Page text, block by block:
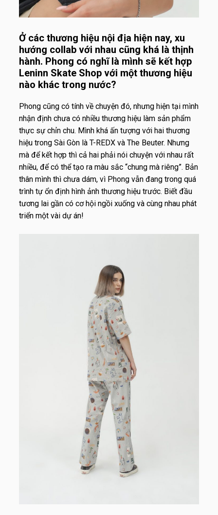
Ở các thương hiệu nội địa hiện nay, xu
hướng collab với nhau cũng khá là thịnh
hành. Phong có nghĩ là mình sẽ kết hợp
Leninn Skate Shop với một thương hiệu
nào khác trong nước?
Phong cũng có tính về chuyện đó, nhưng hiện tại mình
nhận định chưa có nhiều thương hiệu làm sản phẩm
thực sự chỉn chu. Mình khá ấn tượng với hai thương
hiệu trong Sài Gòn là T-REDX và The Beuter. Nhưng
mà để kết hợp thì cả hai phải nói chuyện với nhau rất
nhiều, để có thể tạo ra màu sắc “chung mà riêng”. Bản
thân mình thì chưa dám, vì Phong vẫn đang trong quá
trình tự ổn định hình ảnh thương hiệu trước. Biết đầu
tương lai gần có cơ hội ngồi xuống và cùng nhau phát
triển một vài dự án!